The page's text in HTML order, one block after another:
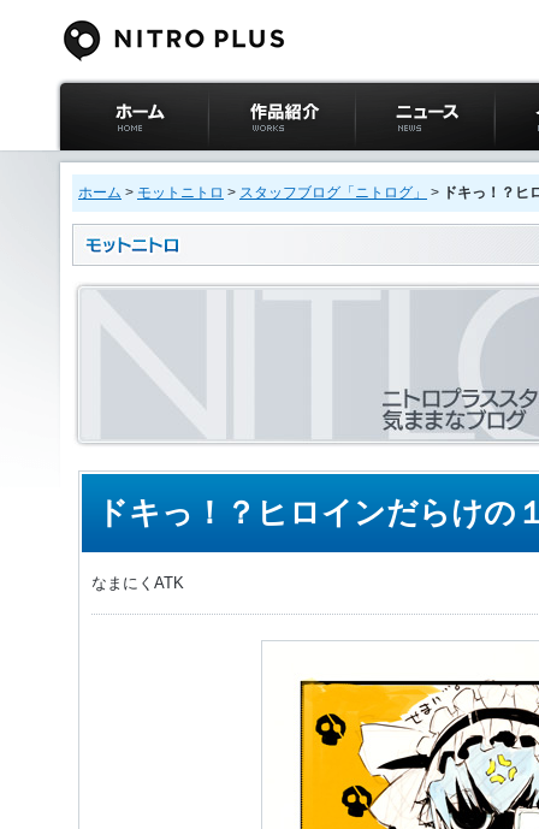
ニトロプラス公式
サイト ホーム
作品紹介 ニュース イベ
ホーム > モットニトロ > スタッフブログ「ニトログ」 > ドキっ！？ヒ
ドキっ！？ヒロインだらけの
なまにくATK